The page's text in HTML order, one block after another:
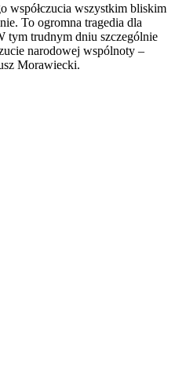
współczucia wszystkim bliskim
To ogromna tragedia dla
tym trudnym dniu szczególnie
narodowej wspólnoty –
Morawiecki.